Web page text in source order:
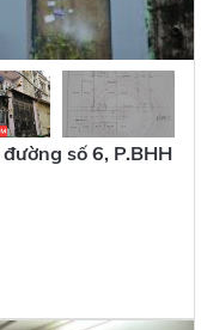
số 6, P.BHH